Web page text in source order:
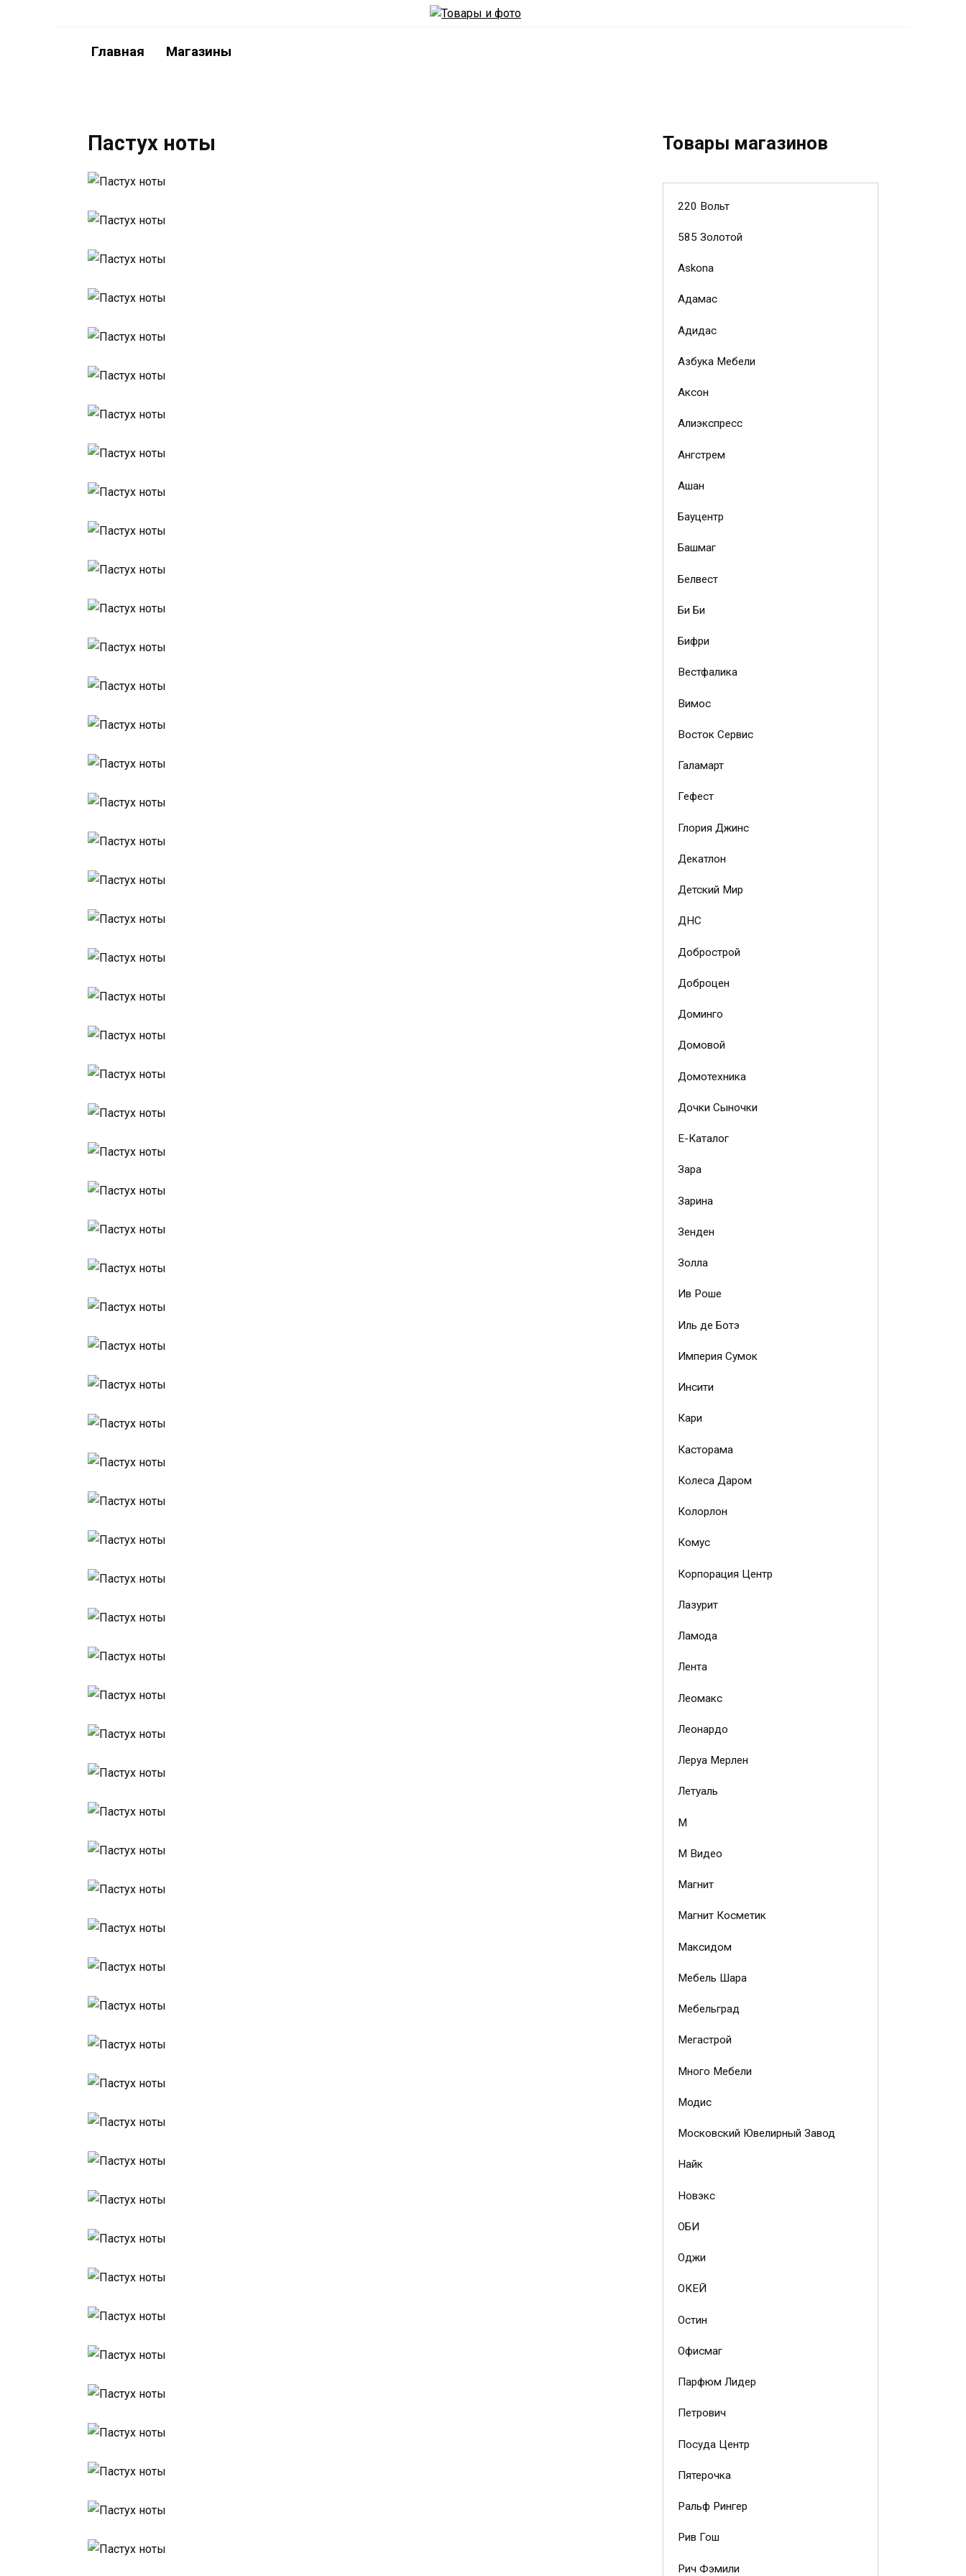
Главная Магазины
Пастух ноты Товары магазинов
220 Вольт
585 Золотой
Askona
Адамас
Адидас
Азбука Мебели
Аксон
Алиэкспресс
Ангстрем
Ашан
Бауцентр
Башмаг
Белвест
Би Би
Бифри
Вестфалика
Вимос
Восток Сервис
Галамарт
Гефест
Глория Джинс
Декатлон
Детский Мир
ДНС
Добрострой
Доброцен
Доминго
Домовой
Домотехника
Дочки Сыночки
Е-Каталог
Зара
Зарина
Зенден
Золла
Ив Роше
Иль де Ботэ
Империя Сумок
Инсити
Кари
Касторама
Колеса Даром
Колорлон
Комус
Корпорация Центр
Лазурит
Ламода
Лента
Леомакс
Леонардо
Леруа Мерлен
Летуаль
М
М Видео
Магнит
Магнит Косметик
Максидом
Мебель Шара
Мебельград
Мегастрой
Много Мебели
Модис
Московский Ювелирный Завод
Найк
Новэкс
ОБИ
Оджи
ОКЕЙ
Остин
Офисмаг
Парфюм Лидер
Петрович
Посуда Центр
Пятерочка
Ральф Рингер
Рив Гош
Рич Фэмили